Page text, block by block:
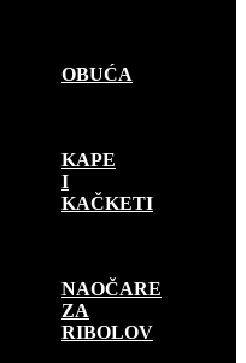
OBUĆA
KAPE
I
KAČKETI
NAOČARE
ZA
RIBOLOV